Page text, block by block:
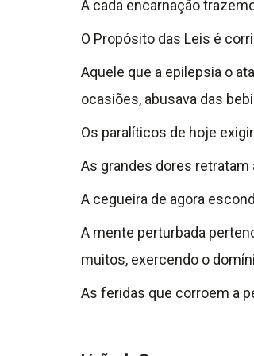
A cada encarnação
O Propósito das Leis é
Aquele que a epilepsia o
ocasiões, abusava das
Os paralíticos de hoje
As grandes dores
A cegueira de agora
A mente perturbada
muitos, exercendo o
As feridas que corroem a